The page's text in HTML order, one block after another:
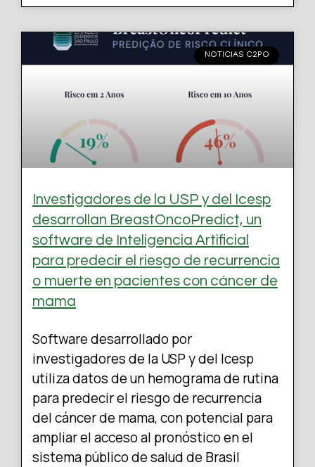
NOTICIAS C2PO
Investigadores de la USP y del Icesp
desarrollan BreastOncoPredict, un
software de Inteligencia Artificial
para predecir el riesgo de recurrencia
o muerte en pacientes con cáncer de
mama
Software desarrollado por
investigadores de la USP y del Icesp
utiliza datos de un hemograma de rutina
para predecir el riesgo de recurrencia
del cáncer de mama, con potencial para
ampliar el acceso al pronóstico en el
sistema público de salud de Brasil